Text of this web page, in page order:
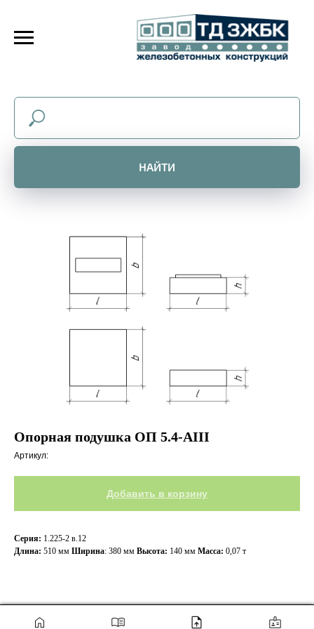
НАЙТИ
Опорная подушка ОП 5.4-АIII
Артикул:
Добавить в корзину
Серия: 1.225-2 в.12
Длина: 510 мм Ширина: 380 мм Высота: 140 мм Масса: 0,07 т